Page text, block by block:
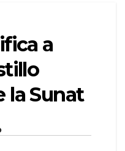
a
la Sunat